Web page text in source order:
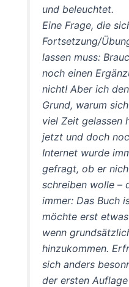
und beleuchtet.
Eine Frage, die
Fortsetzung/
lassen muss:
noch einen
nicht! Aber ich
Grund, warum
viel Zeit gelassen
jetzt und doch
Internet wurde
gefragt, ob er
schreiben wolle –
immer: Das Buch
möchte erst
wenn
hinzukommen.
sich anders
der ersten